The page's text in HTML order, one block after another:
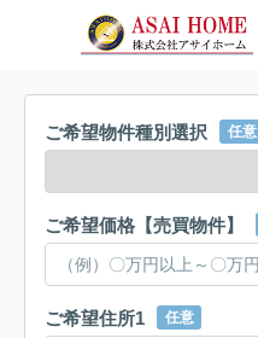
ご希望物件種別選択 任意
ご希望価格【売買物件】
ご希望住所1 任意